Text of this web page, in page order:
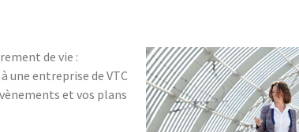
de vie :
une entreprise de VTC
et vos plans